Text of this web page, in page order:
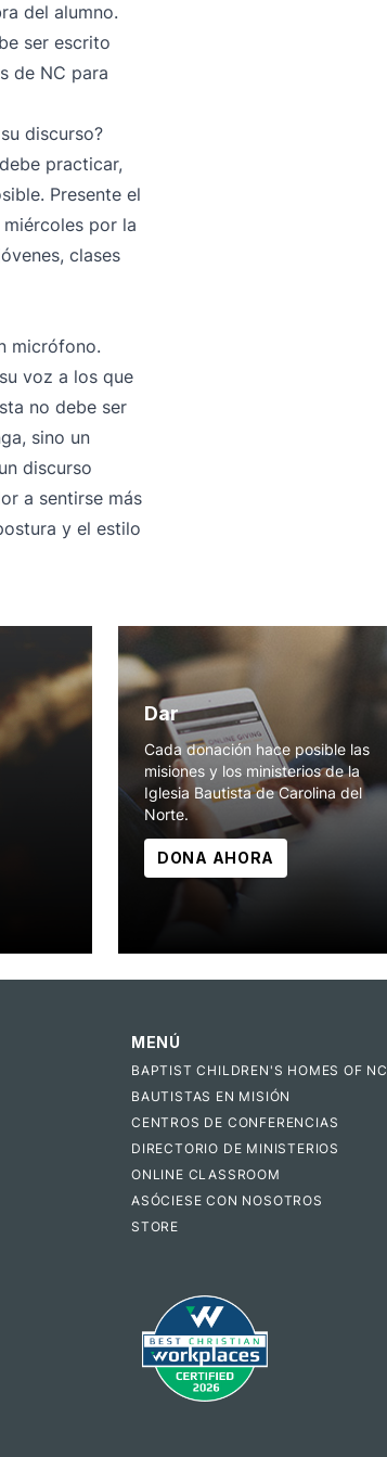
del alumno.
ser escrito
de NC para
discurso?
practicar,
Presente el
por la
clases
micrófono.
voz a los que
no debe ser
sino un
discurso
a sentirse más
y el estilo
Dar
Cada donación hace posible las
misiones y los ministerios de la
Iglesia Bautista de Carolina del
Norte.
DONA AHORA
MENÚ
BAPTIST CHILDREN'S HOMES OF NC
BAUTISTAS EN MISIÓN
CENTROS DE CONFERENCIAS
DIRECTORIO DE MINISTERIOS
ONLINE CLASSROOM
ASÓCIESE CON NOSOTROS
STORE